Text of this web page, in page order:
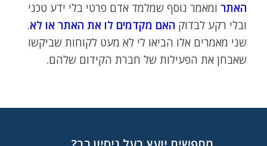
האתרומאמר נוסף שמלמד אדם פרטי בלי ידע טכני
ובלי רקע לבדוק האם מקדמים לו את האתר או לא.
שני מאמרים אלו הביאו לי לא מעט לקוחות שביקשו
שאבחן את הפעילות של חברת הקידום שלהם.